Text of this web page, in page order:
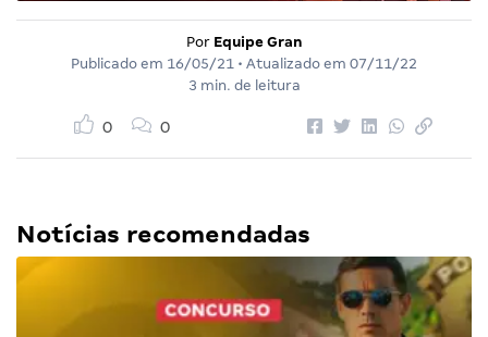
Por Equipe Gran
Publicado em 16/05/21 • Atualizado em 07/11/22
3 min. de leitura
0 0
Notícias recomendadas